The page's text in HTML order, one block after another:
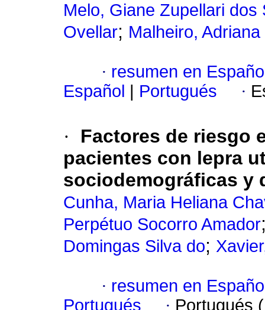
Melo, Giane Zupellari dos
Ovellar; Malheiro, Adriana
· resumen en
Español
Portugués ·
·
Factores de riesgo
pacientes con lepra
sociodemográficas y
Cunha, Maria Heliana
Perpétuo Socorro Amador
Domingas Silva do;
· resumen en
Portugués
· Portugués